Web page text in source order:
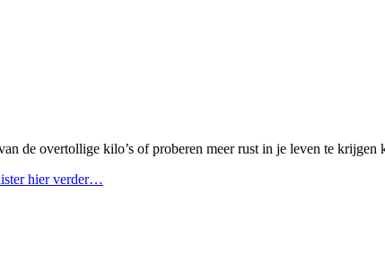
de overtollige kilo’s of proberen meer rust in je leven te krijgen
hier verder…